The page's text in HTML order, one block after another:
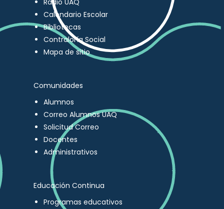
Radio UAQ
Calendario Escolar
Bibliotecas
Contraloría Social
Mapa de sitio
Comunidades
Alumnos
Correo Alumnos UAQ
Solicitud Correo
Docentes
Administrativos
Educación Continua
Programas educativos